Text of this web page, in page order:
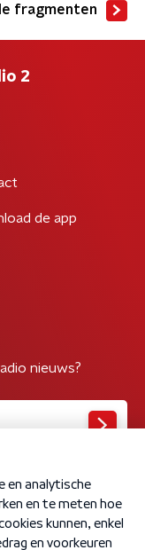
fragmenten
2
de app
nieuws?